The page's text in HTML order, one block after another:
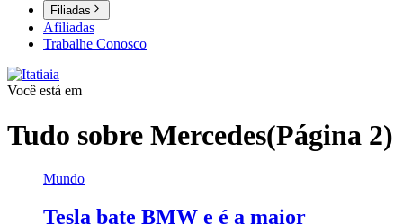
Filiadas
Afiliadas
Trabalhe Conosco
Você está em
Tudo sobre Mercedes(Página 2)
Mundo
Tesla bate BMW e é a maior